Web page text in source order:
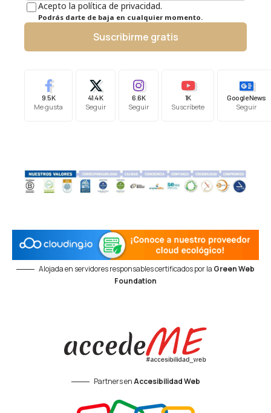
Acepto la política de privacidad.
Podrás darte de baja en cualquier momento.
Suscribirme gratis
9.5K
Me gusta
41.4K
Seguir
6.6K
Seguir
1K
Suscríbete
Google News
Seguir
Alojada en servidores responsables certificados por la Green Web
Foundation
Partners enAccesibilidad Web